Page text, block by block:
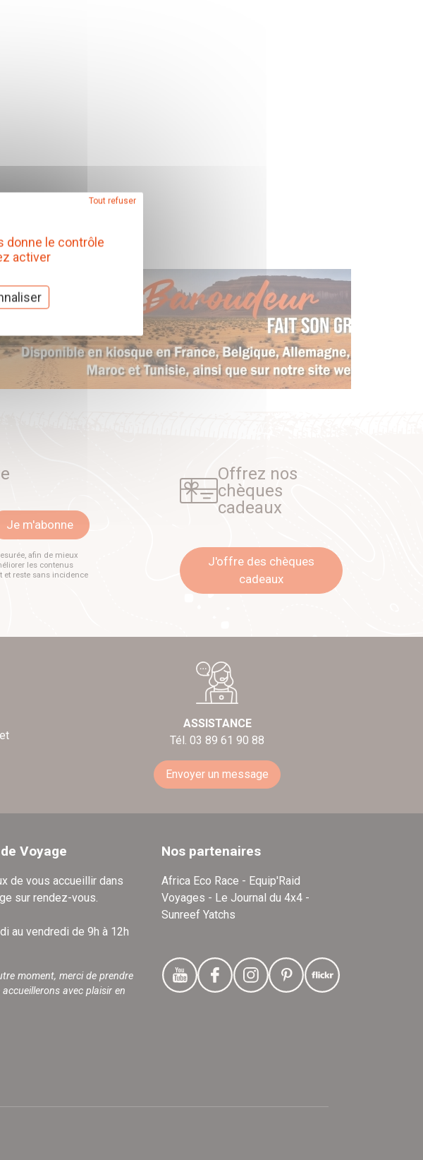
Je m'abonne
afin de mieux
les contenus
et reste sans incidence
Offrez nos
chèques
cadeaux
J'offre des chèques
cadeaux
ASSISTANCE
Tél. 03 89 61 90 88
Envoyer un message
Voyage
de vous accueillir dans
sur rendez-vous.
au vendredi de 9h à 12h
moment, merci de prendre
avec plaisir en
Nos partenaires
Africa Eco Race - Equip'Raid
Voyages - Le Journal du 4x4 -
Sunreef Yatchs
donne le contrôle
activer
Tout refuser